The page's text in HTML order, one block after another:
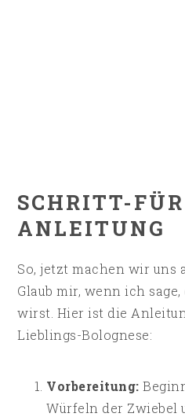
SCHRITT-
ANLEITUNG
So, jetzt machen wir uns
Glaub mir, wenn ich
wirst. Hier ist die
Lieblings-Bolognese:
Vorbereitung:
Würfeln der Zwiebel